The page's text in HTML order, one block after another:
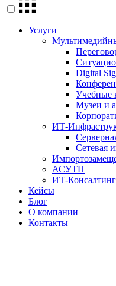
Услуги
Digital
Учебные
Музеи и
ИТ-
Сетевая
АСУТП
ИТ-Консалтинг
Кейсы
Блог
О компании
Контакты